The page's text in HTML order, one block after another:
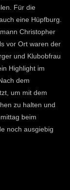
Für die
eine Hüpfburg.
Christopher
vor Ort waren der
und Klubobfrau
Highlight im
dem
um mit dem
zu halten und
beim
noch ausgiebig